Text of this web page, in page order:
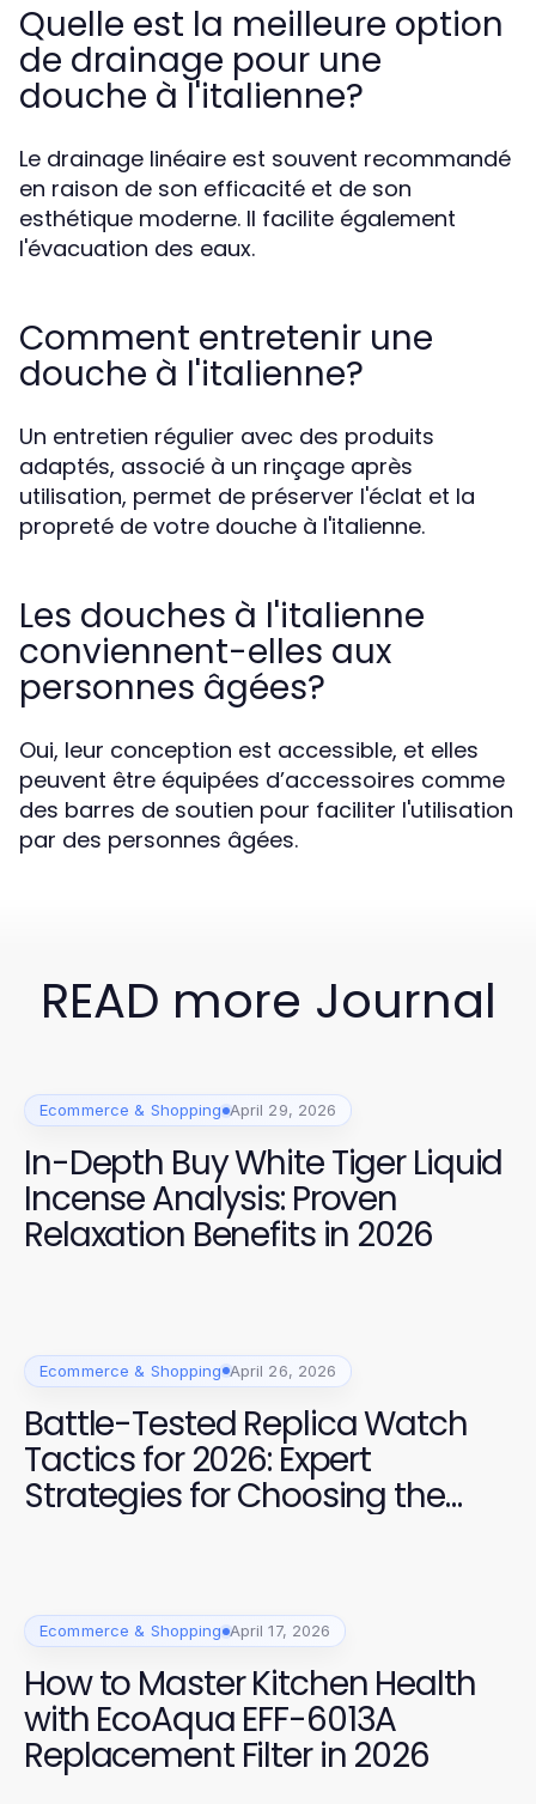
Quelle est la meilleure option
de drainage pour une
douche à l'italienne?
Le drainage linéaire est souvent recommandé
en raison de son efficacité et de son
esthétique moderne. Il facilite également
l'évacuation des eaux.
Comment entretenir une
douche à l'italienne?
Un entretien régulier avec des produits
adaptés, associé à un rinçage après
utilisation, permet de préserver l'éclat et la
propreté de votre douche à l'italienne.
Les douches à l'italienne
conviennent-elles aux
personnes âgées?
Oui, leur conception est accessible, et elles
peuvent être équipées d’accessoires comme
des barres de soutien pour faciliter l'utilisation
par des personnes âgées.
READ more Journal
Ecommerce & Shopping April 29, 2026
In-Depth Buy White Tiger Liquid
Incense Analysis: Proven
Relaxation Benefits in 2026
Ecommerce & Shopping April 26, 2026
Battle-Tested Replica Watch
Tactics for 2026: Expert
Strategies for Choosing the
Ecommerce & Shopping April 17, 2026
How to Master Kitchen Health
with EcoAqua EFF-6013A
Replacement Filter in 2026